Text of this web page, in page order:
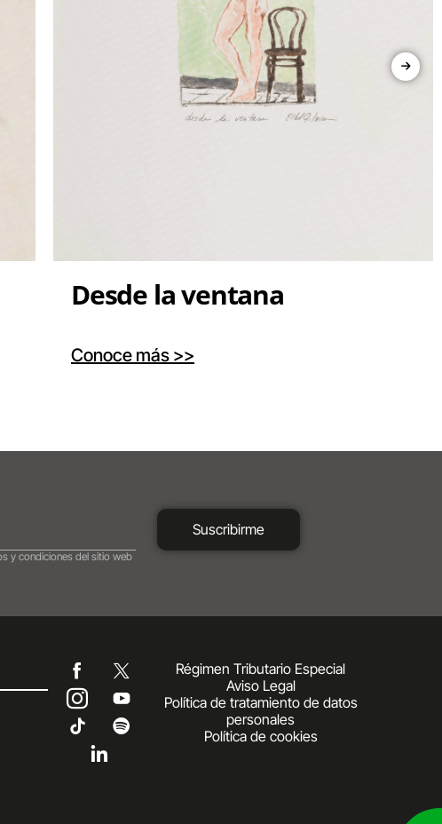
Desde la ventana
Conoce más >>
Suscribirme
y condiciones del sitio web
Régimen Tributario Especial
Aviso Legal
Política de tratamiento de datos
personales
Política de cookies